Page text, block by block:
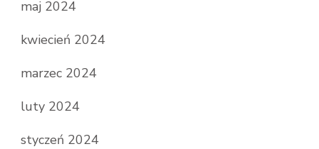
maj 2024
kwiecień 2024
marzec 2024
luty 2024
styczeń 2024